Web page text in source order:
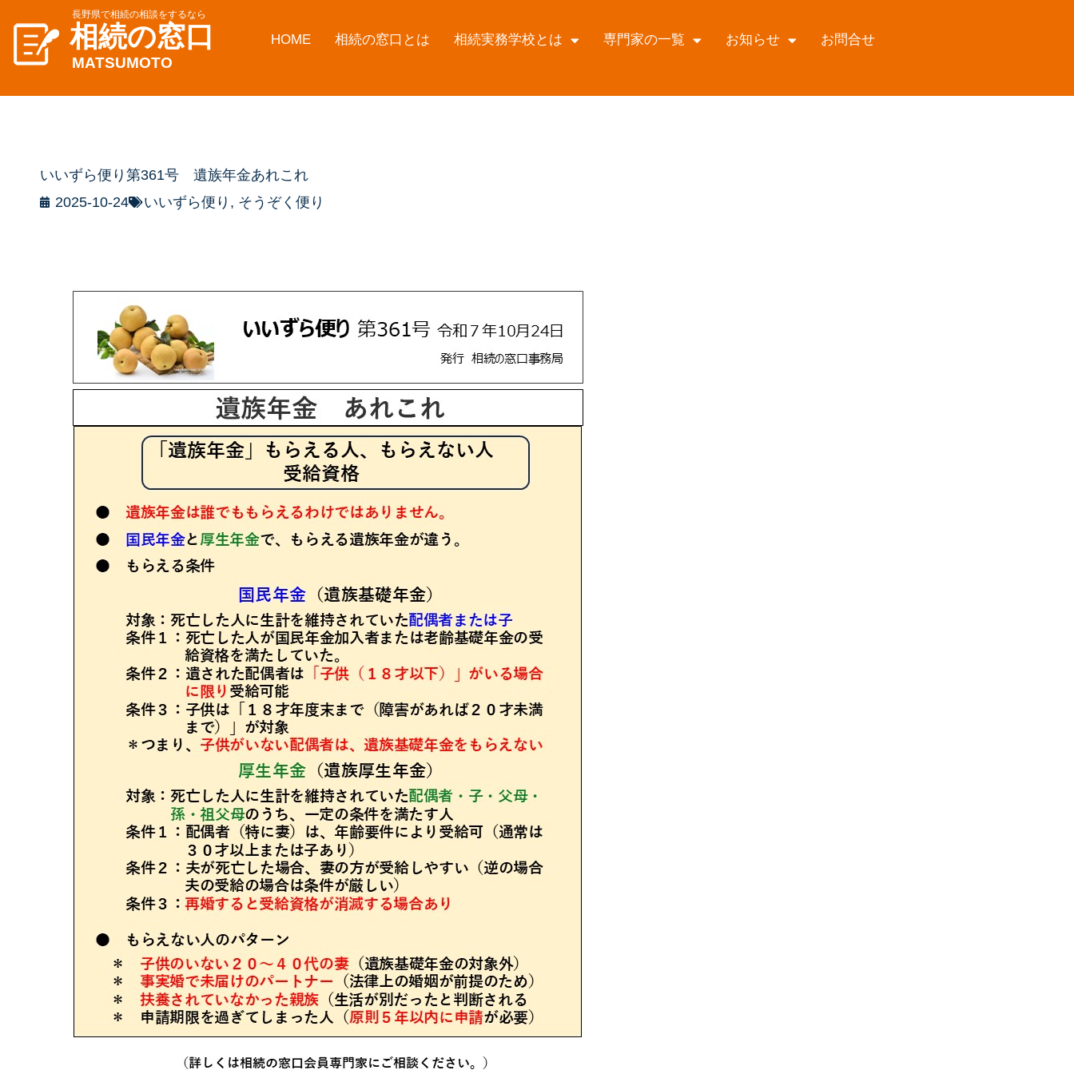
長野県で相続の相談をするなら
相続の窓口
MATSUMOTO
HOME 相続の窓口とは 相続実務学校とは 専門家の一覧 お知らせ お問合せ
いいずら便り第361号 遺族年金あれこれ
2025-10-24
いいずら便り , そうぞく便り